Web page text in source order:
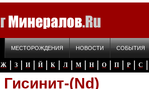
МЕСТОРОЖДЕНИЯ НОВОСТИ СОБЫТИЯ
Ж З И Й К Л М Н О П Р С
Гисинит-(Nd)